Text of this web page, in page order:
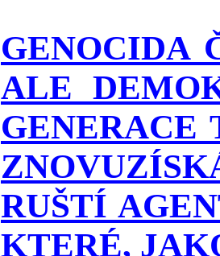
GENOCIDA
ALE
RUŠTÍ
KTERÉ,